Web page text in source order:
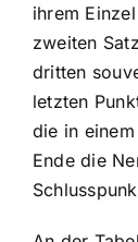
ihrem
zweiten
dritten
letzten
die in
Ende die